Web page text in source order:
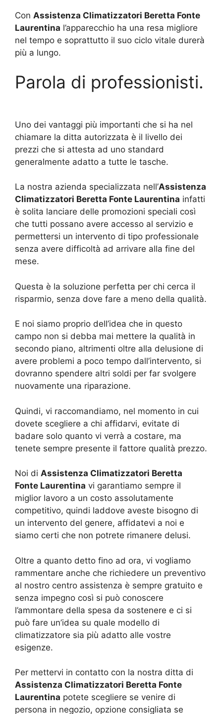
Con Assistenza Climatizzatori Beretta Fonte
Laurentina l’apparecchio ha una resa migliore
nel tempo e soprattutto il suo ciclo vitale durerà
più a lungo.
Parola di professionisti.
Uno dei vantaggi più importanti che si ha nel
chiamare la ditta autorizzata è il livello dei
prezzi che si attesta ad uno standard
generalmente adatto a tutte le tasche.
La nostra azienda specializzata nell’Assistenza
Climatizzatori Beretta Fonte Laurentina infatti
è solita lanciare delle promozioni speciali così
che tutti possano avere accesso al servizio e
permettersi un intervento di tipo professionale
senza avere difficoltà ad arrivare alla fine del
mese.
Questa è la soluzione perfetta per chi cerca il
risparmio, senza dove fare a meno della qualità.
E noi siamo proprio dell’idea che in questo
campo non si debba mai mettere la qualità in
secondo piano, altrimenti oltre alla delusione di
avere problemi a poco tempo dall’intervento, si
dovranno spendere altri soldi per far svolgere
nuovamente una riparazione.
Quindi, vi raccomandiamo, nel momento in cui
dovete scegliere a chi affidarvi, evitate di
badare solo quanto vi verrà a costare, ma
tenete sempre presente il fattore qualità prezzo.
Noi di Assistenza Climatizzatori Beretta
Fonte Laurentina vi garantiamo sempre il
miglior lavoro a un costo assolutamente
competitivo, quindi laddove aveste bisogno di
un intervento del genere, affidatevi a noi e
siamo certi che non potrete rimanere delusi.
Oltre a quanto detto fino ad ora, vi vogliamo
rammentare anche che richiedere un preventivo
al nostro centro assistenza è sempre gratuito e
senza impegno così si può conoscere
l’ammontare della spesa da sostenere e ci si
può fare un’idea su quale modello di
climatizzatore sia più adatto alle vostre
esigenze.
Per mettervi in contatto con la nostra ditta di
Assistenza Climatizzatori Beretta Fonte
Laurentina potete scegliere se venire di
persona in negozio, opzione consigliata se